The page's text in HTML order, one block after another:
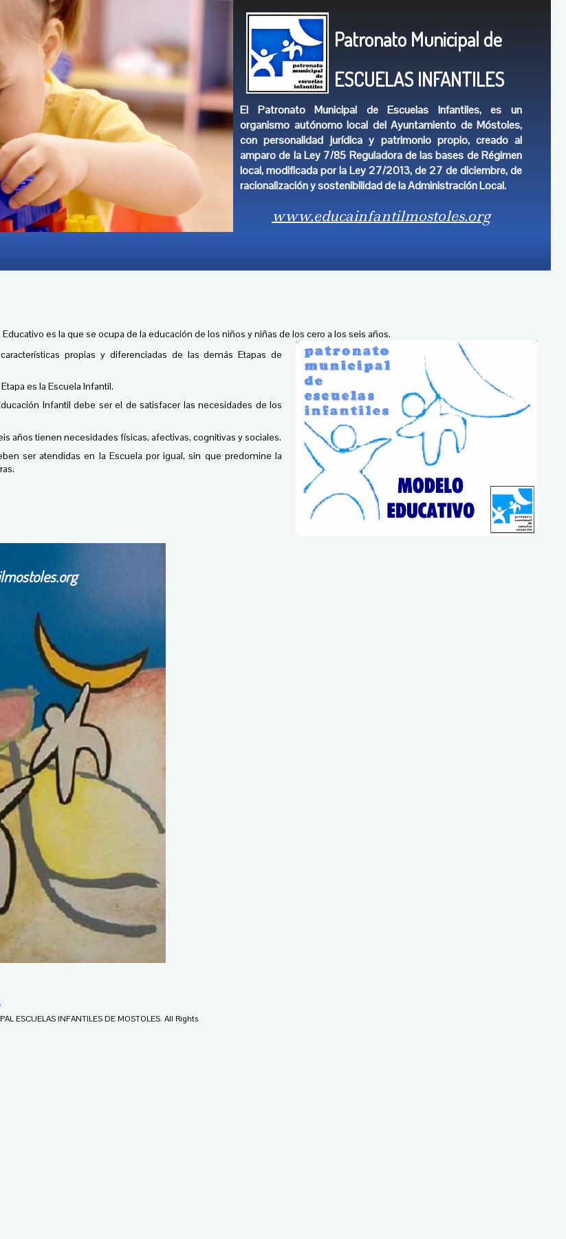
Patronato Municipal de
ESCUELAS INFANTILES
El Patronato Municipal de Escuelas Infantiles, es un
organismo autónomo local del Ayuntamiento de Móstoles,
con personalidad jurídica y patrimonio propio, creado al
amparo de la Ley 7/85 Reguladora de las bases de Régimen
local, modificada por la Ley 27/2013, de 27 de diciembre, de
racionalización y sostenibilidad de la Administración Local.
www.educainfantilmostoles.org
es la que se ocupa de la educación de los niños y niñas de los cero a los seis años.
características propias y diferenciadas de las demás Etapas de
es la Escuela Infantil.
Infantil debe ser el de satisfacer las necesidades de los
años tienen necesidades físicas, afectivas, cognitivas y sociales.
ser atendidas en la Escuela por igual, sin que predomine la
ESCUELAS INFANTILES DE MOSTOLES. All Rights